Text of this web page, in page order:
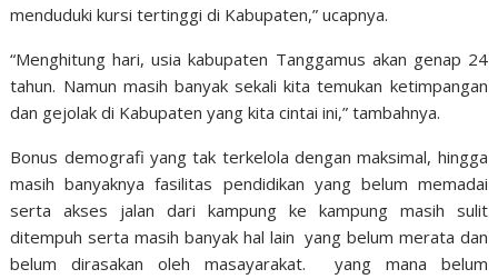
menduduki kursi tertinggi di Kabupaten,” ucapnya.
“Menghitung hari, usia kabupaten Tanggamus akan genap 24
tahun. Namun masih banyak sekali kita temukan ketimpangan
dan gejolak di Kabupaten yang kita cintai ini,” tambahnya.
Bonus demografi yang tak terkelola dengan maksimal, hingga
masih banyaknya fasilitas pendidikan yang belum memadai
serta akses jalan dari kampung ke kampung masih sulit
ditempuh serta masih banyak hal lain yang belum merata dan
belum dirasakan oleh masayarakat. yang mana belum